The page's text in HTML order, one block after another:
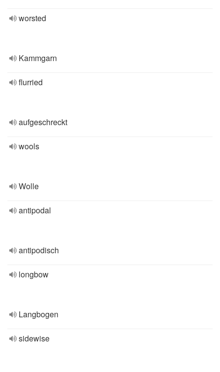
worsted
Kammgarn
flurried
aufgeschreckt
wools
Wolle
antipodal
antipodisch
longbow
Langbogen
sidewise